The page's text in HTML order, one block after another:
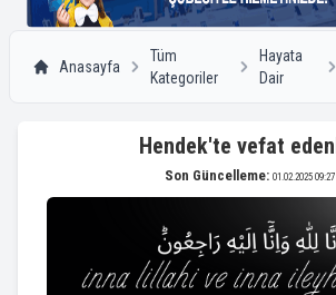
Anasayfa
Tüm
Kategoriler
Hayata
Dair
Hendek'te vefat
Son Güncelleme: 01.02.2025 09:27